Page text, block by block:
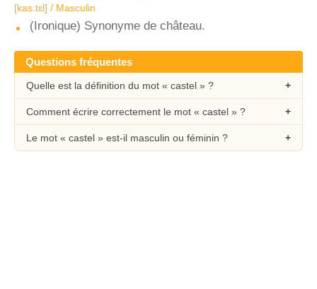
[kas.tɛl] / Masculin
(Ironique) Synonyme de château.
Questions fréquentes
Quelle est la définition du mot « castel » ?
Comment écrire correctement le mot « castel » ?
Le mot « castel » est-il masculin ou féminin ?